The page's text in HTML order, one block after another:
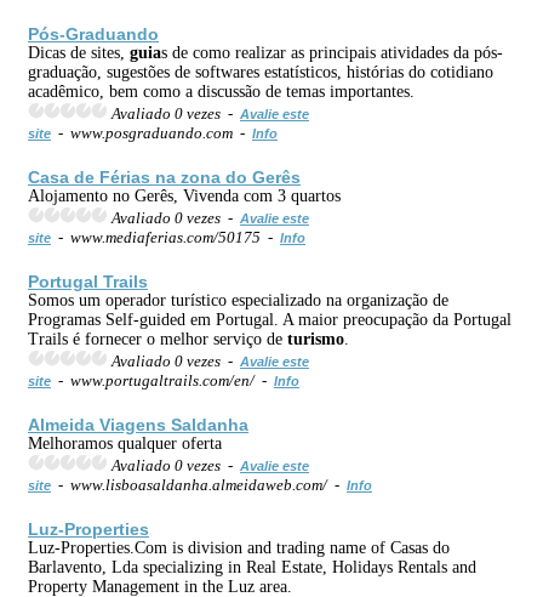
Pós-Graduando
Dicas de sites, guias de como realizar as principais atividades da pós-
graduação, sugestões de softwares estatísticos, histórias do cotidiano
acadêmico, bem como a discussão de temas importantes.
Avaliado 0 vezes - Avalie este
site - www.posgraduando.com - Info
Casa de Férias na zona do Gerês
Alojamento no Gerês, Vivenda com 3 quartos
Avaliado 0 vezes - Avalie este
site - www.mediaferias.com/50175 - Info
Portugal Trails
Somos um operador turístico especializado na organização de
Programas Self-guided em Portugal. A maior preocupação da Portugal
Trails é fornecer o melhor serviço de turismo
Avaliado 0 vezes - Avalie este
site - www.portugaltrails.com/en/ - Info
Almeida Viagens Saldanha
Melhoramos qualquer oferta
Avaliado 0 vezes - Avalie este
site - www.lisboasaldanha.almeidaweb.com/ - Info
Luz-Properties
Luz-Properties.Com is division and trading name of Casas do
Barlavento, Lda specializing in Real Estate, Holidays Rentals and
Property Management in the Luz area.